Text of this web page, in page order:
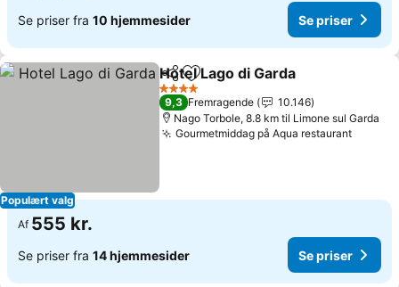
Se priser fra 10 hjemmesider Se priser
Populært valg
Del Føj til favoritter
Hotel Lago di Garda
4 Stjerner
9,3 Fremragende
10.146
Nago Torbole, 8.8 km til Limone sul Garda
Gourmetmiddag på Aqua restaurant
Af 555 kr.
Se priser fra 14 hjemmesider Se priser